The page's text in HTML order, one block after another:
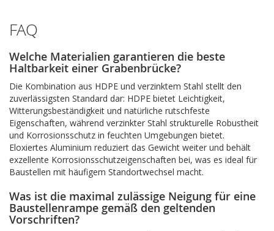
FAQ
Welche Materialien garantieren die beste
Haltbarkeit einer Grabenbrücke?
Die Kombination aus HDPE und verzinktem Stahl stellt den
zuverlässigsten Standard dar: HDPE bietet Leichtigkeit,
Witterungsbeständigkeit und natürliche rutschfeste
Eigenschaften, während verzinkter Stahl strukturelle Robustheit
und Korrosionsschutz in feuchten Umgebungen bietet.
Eloxiertes Aluminium reduziert das Gewicht weiter und behält
exzellente Korrosionsschutzeigenschaften bei, was es ideal für
Baustellen mit häufigem Standortwechsel macht.
Was ist die maximal zulässige Neigung für eine
Baustellenrampe gemäß den geltenden
Vorschriften?